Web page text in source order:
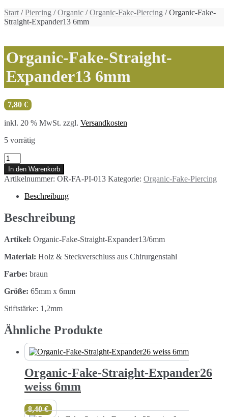
Start /Piercing /Organic /Organic-Fake-Piercing / Organic-Fake-
Straight-Expander13 6mm
Organic-Fake-Straight-
Expander13 6mm
7,80 €
inkl. 20 % MwSt. zzgl. Versandkosten
5 vorrätig
Organic-
Fake-
Straight-
Expander13
6mm
Menge
In den Warenkorb
Artikelnummer: OR-FA-PI-013 Kategorie: Organic-Fake-Piercing
Beschreibung
Beschreibung
Artikel: Organic-Fake-Straight-Expander13/6mm
Material: Holz & Steckverschluss aus Chirurgenstahl
Farbe: braun
Größe: 65mm x 6mm
Stiftstärke: 1,2mm
Ähnliche Produkte
Organic-Fake-Straight-Expander26
weiss 6mm
8,40€